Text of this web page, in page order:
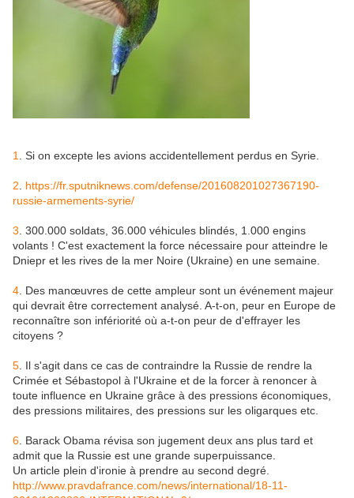
1. Si on excepte les avions accidentellement perdus en Syrie.
2. https://fr.sputniknews.com/defense/201608201027367190-
russie-armements-syrie/
3. 300.000 soldats, 36.000 véhicules blindés, 1.000 engins
volants ! C'est exactement la force nécessaire pour atteindre le
Dniepr et les rives de la mer Noire (Ukraine) en une semaine.
4. Des manœuvres de cette ampleur sont un événement majeur
qui devrait être correctement analysé. A-t-on, peur en Europe de
reconnaître son infériorité où a-t-on peur de d'effrayer les
citoyens ?
5. Il s'agit dans ce cas de contraindre la Russie de rendre la
Crimée et Sébastopol à l'Ukraine et de la forcer à renoncer à
toute influence en Ukraine grâce à des pressions économiques,
des pressions militaires, des pressions sur les oligarques etc.
6. Barack Obama révisa son jugement deux ans plus tard et
admit que la Russie est une grande superpuissance.
Un article plein d'ironie à prendre au second degré.
http://www.pravdafrance.com/news/international/18-11-